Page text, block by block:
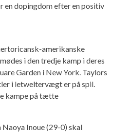
en dopingdom efter en positiv
amerikanske
i den tredje kamp i deres
Garden i New York. Taylors
i letweltervægt er på spil.
kampe på tætte
Inoue (29-0) skal